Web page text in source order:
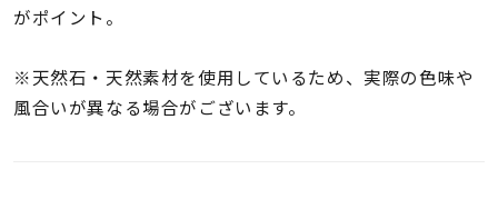
メンズ
がポイント。
※天然石・天然素材を使用しているため、実際の色味や
風合いが異なる場合がございます。